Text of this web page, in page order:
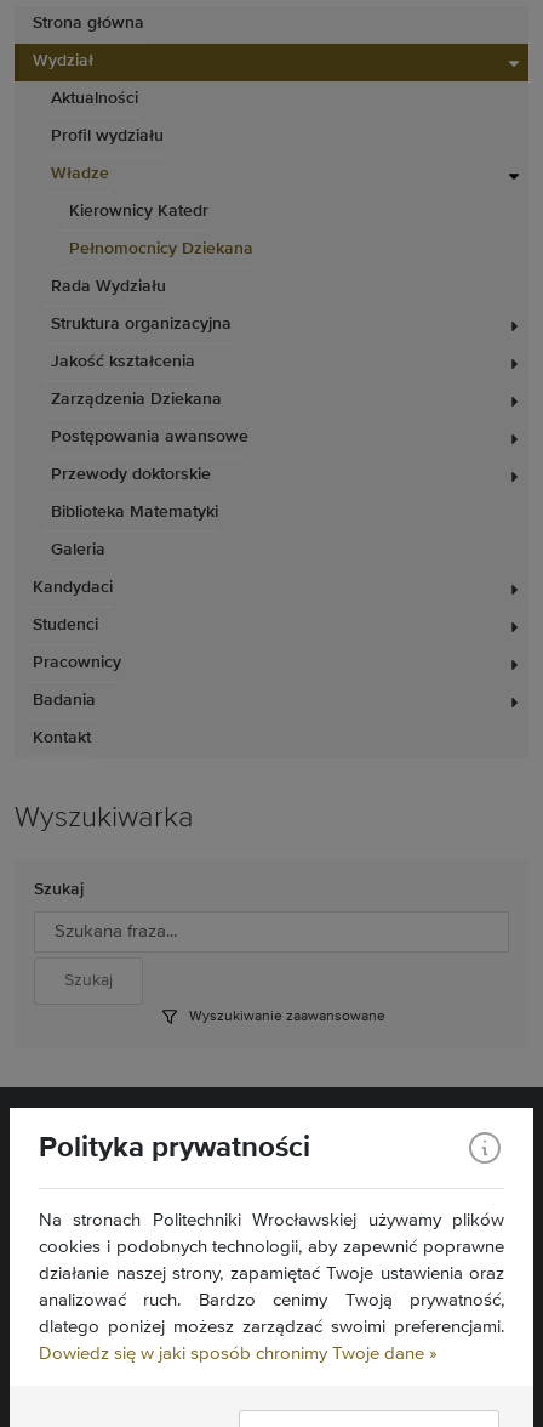
Strona główna
Wydział
Aktualności
Profil wydziału
Władze
Kierownicy Katedr
Pełnomocnicy Dziekana
Rada Wydziału
Struktura organizacyjna
Jakość kształcenia
Zarządzenia Dziekana
Postępowania awansowe
Przewody doktorskie
Biblioteka Matematyki
Galeria
Kandydaci
Studenci
Pracownicy
Badania
Kontakt
Wyszukiwarka
Szukaj
Wyszukiwanie zaawansowane
Wydział Matematyki
Wybrzeże Wyspiańskiego 27
50-370 Wrocław
Mapa serwisu »
Polityka prywatności
Na stronach Politechniki Wrocławskiej używamy plików
cookies i podobnych technologii, aby zapewnić poprawne
działanie naszej strony, zapamiętać Twoje ustawienia oraz
analizować ruch. Bardzo cenimy Twoją prywatność,
dlatego poniżej możesz zarządzać swoimi preferencjami.
Dowiedz się w jaki sposób chronimy Twoje dane »